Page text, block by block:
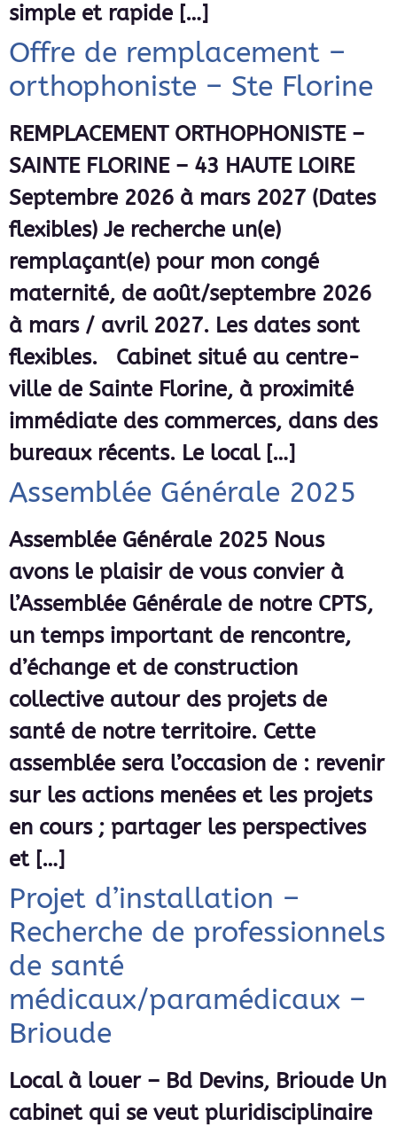
simple et rapide […]
Offre de remplacement –
orthophoniste – Ste Florine
REMPLACEMENT ORTHOPHONISTE –
SAINTE FLORINE – 43 HAUTE LOIRE
Septembre 2026 à mars 2027 (Dates
flexibles) Je recherche un(e)
remplaçant(e) pour mon congé
maternité, de août/septembre 2026
à mars / avril 2027. Les dates sont
flexibles. Cabinet situé au centre-
ville de Sainte Florine, à proximité
immédiate des commerces, dans des
bureaux récents. Le local […]
Assemblée Générale 2025
Assemblée Générale 2025 Nous
avons le plaisir de vous convier à
l’Assemblée Générale de notre CPTS,
un temps important de rencontre,
d’échange et de construction
collective autour des projets de
santé de notre territoire. Cette
assemblée sera l’occasion de : revenir
sur les actions menées et les projets
en cours ; partager les perspectives
et […]
Projet d’installation –
Recherche de professionnels
de santé
médicaux/paramédicaux –
Brioude
Local à louer – Bd Devins, Brioude Un
cabinet qui se veut pluridisciplinaire